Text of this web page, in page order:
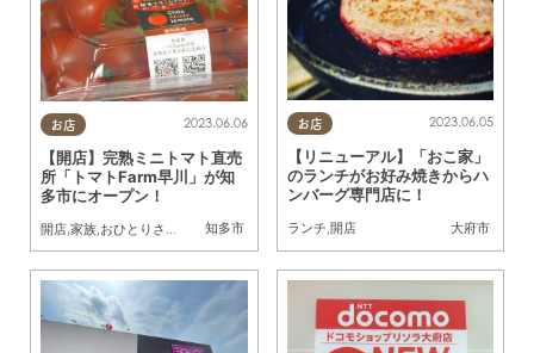
お店
知多市
2023.06.06
【開店】完熟ミニトマト直売
所「トマトFarm早川」が知
多市にオープン！
開店,家族,おひとりさま 直売所
お店
大府市
2023.06.05
【リニューアル】「おこ家」
のランチがお好み焼きからハ
ンバーグ専門店に！
ランチ,開店